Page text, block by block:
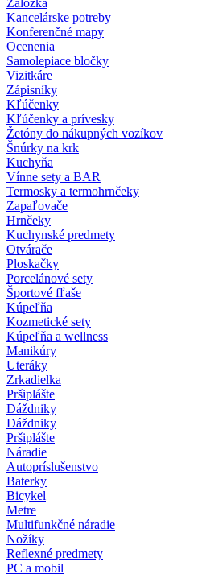
Záložka
Kancelárske potreby
Konferenčné mapy
Ocenenia
Samolepiace bločky
Vizitkáre
Zápisníky
Kľúčenky
Kľúčenky a prívesky
Žetóny do nákupných vozíkov
Šnúrky na krk
Kuchyňa
Vínne sety a BAR
Termosky a termohrnčeky
Zapaľovače
Hrnčeky
Kuchynské predmety
Otvárače
Ploskačky
Porcelánové sety
Športové fľaše
Kúpeľňa
Kozmetické sety
Kúpeľňa a wellness
Manikúry
Uteráky
Zrkadielka
Pršiplášte
Dáždniky
Dáždniky
Pršiplášte
Náradie
Autopríslušenstvo
Baterky
Bicykel
Metre
Multifunkčné náradie
Nožíky
Reflexné predmety
PC a mobil